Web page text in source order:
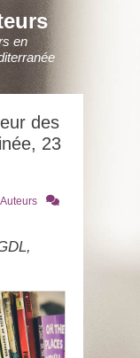
en
des
23